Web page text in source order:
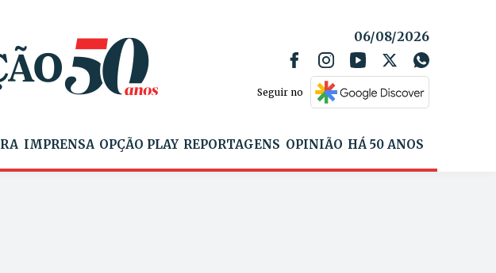
06/08/2026
Seguir no
IMPRENSA OPÇÃO PLAY REPORTAGENS OPINIÃO HÁ 50 ANOS